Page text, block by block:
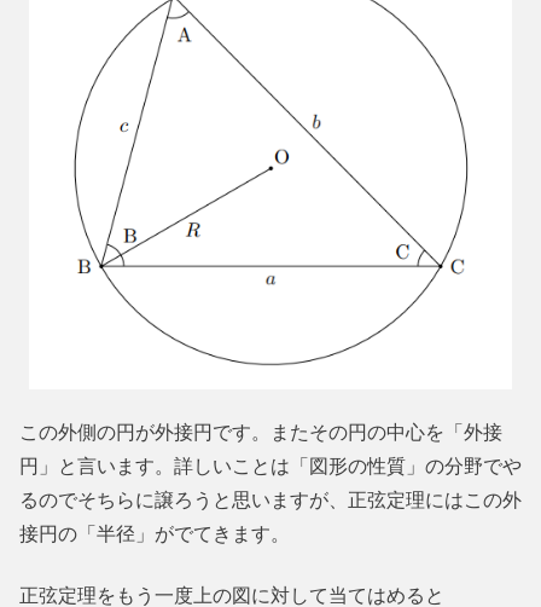
この外側の円が外接円です。またその円の中心を「外接
円」と言います。詳しいことは「図形の性質」の分野でや
るのでそちらに譲ろうと思いますが、正弦定理にはこの外
接円の「半径」がでてきます。
正弦定理をもう一度上の図に対して当てはめると